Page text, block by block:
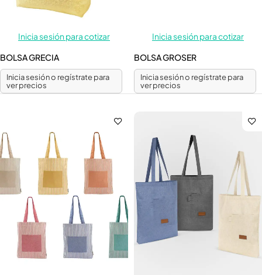
Inicia sesión para cotizar
BOLSA GRECIA
Inicia sesión o regístrate para
ver precios
Inicia sesión para cotizar
BOLSA GROSER
Inicia sesión o regístrate para
ver precios